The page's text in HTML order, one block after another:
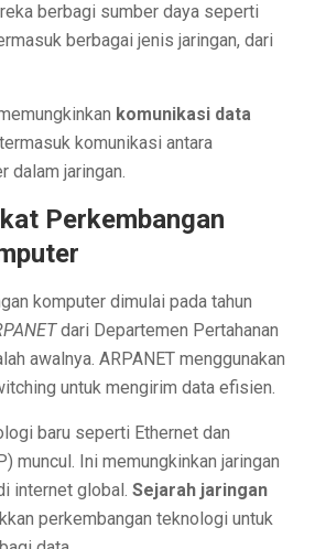
berbagi sumber daya seperti
berbagai jenis jaringan, dari
komunikasi data
komunikasi antara
dalam jaringan.
Perkembangan
komputer dimulai pada tahun
dari Departemen Pertahanan
awalnya. ARPANET menggunakan
untuk mengirim data efisien.
baru seperti Ethernet dan
muncul. Ini memungkinkan jaringan
internet global.Sejarah jaringan
perkembangan teknologi untuk